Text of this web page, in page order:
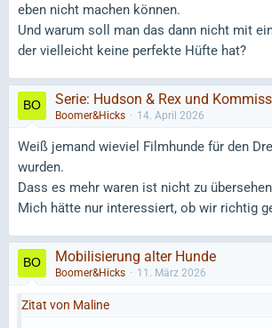
eben nicht machen können.
Und warum soll man das dann nicht mit
der vielleicht keine perfekte Hüfte hat?
Serie: Hudson & Rex und
Boomer&Hicks 14. April 2026
Weiß jemand wieviel Filmhunde für den
wurden.
Dass es mehr waren ist nicht zu
Mich hätte nur interessiert, ob wir richtig
Mobilisierung alter Hunde
Boomer&Hicks 11. März 2026
Zitat von Maline